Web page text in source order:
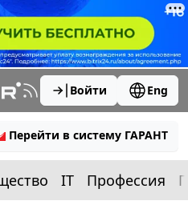
Войти Eng
Перейти в систему ГАРАНТ
IT Профессия